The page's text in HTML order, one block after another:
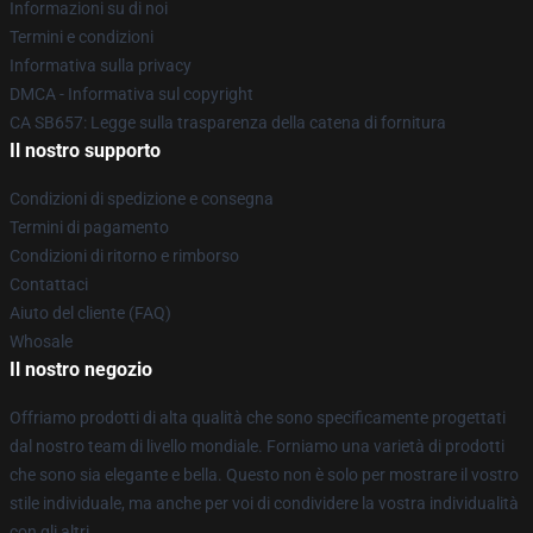
Informazioni su di noi
Termini e condizioni
Informativa sulla privacy
DMCA - Informativa sul copyright
CA SB657: Legge sulla trasparenza della catena di fornitura
Il nostro supporto
Condizioni di spedizione e consegna
Termini di pagamento
Condizioni di ritorno e rimborso
Contattaci
Aiuto del cliente (FAQ)
Whosale
Il nostro negozio
Offriamo prodotti di alta qualità che sono specificamente progettati
dal nostro team di livello mondiale. Forniamo una varietà di prodotti
che sono sia elegante e bella. Questo non è solo per mostrare il vostro
stile individuale, ma anche per voi di condividere la vostra individualità